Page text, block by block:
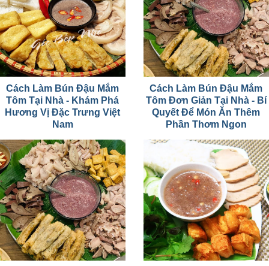
Cách Làm Bún Đậu Mắm
Tôm Tại Nhà - Khám Phá
Hương Vị Đặc Trưng Việt
Nam
Cách Làm Bún Đậu Mắm
Tôm Đơn Giản Tại Nhà - Bí
Quyết Để Món Ăn Thêm
Phần Thơm Ngon